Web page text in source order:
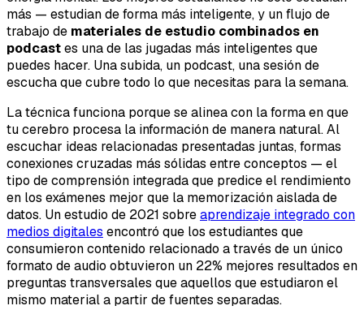
más — estudian de forma más inteligente, y un flujo de
trabajo de materiales de estudio combinados en
podcastes una de las jugadas más inteligentes que
puedes hacer. Una subida, un podcast, una sesión de
escucha que cubre todo lo que necesitas para la semana.
La técnica funciona porque se alinea con la forma en que
tu cerebro procesa la información de manera natural. Al
escuchar ideas relacionadas presentadas juntas, formas
conexiones cruzadas más sólidas entre conceptos — el
tipo de comprensión integrada que predice el rendimiento
en los exámenes mejor que la memorización aislada de
datos. Un estudio de 2021 sobreaprendizaje integrado con
medios digitales encontró que los estudiantes que
consumieron contenido relacionado a través de un único
formato de audio obtuvieron un 22% mejores resultados en
preguntas transversales que aquellos que estudiaron el
mismo material a partir de fuentes separadas.